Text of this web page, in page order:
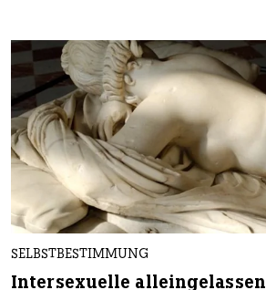
SELBSTBESTIMMUNG
Intersexuelle alleingelassen